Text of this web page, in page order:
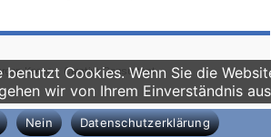
Koenen, Creative Consultant
benutzt Cookies. Wenn Sie die
wir von Ihrem Einverständnis
Nein Datenschutzerklärung